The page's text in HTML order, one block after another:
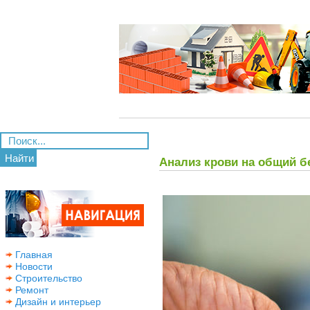
Найти
Главная
Новости
Строительство
Ремонт
Дизайн и интерьер
Анализ крови на общий